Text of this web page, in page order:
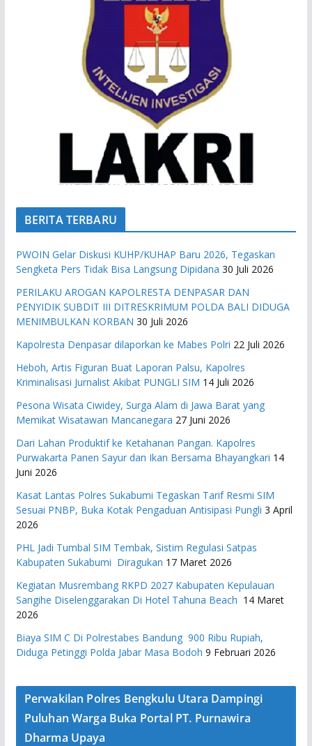
BERITA TERBARU
PWOIN Gelar Diskusi KUHP/KUHAP Baru 2026, Tegaskan
Sengketa Pers Tidak Bisa Langsung Dipidana 30 Juli 2026
PERILAKU AROGAN KAPOLRESTA DENPASAR DAN
PENYIDIK SUBDIT III DITRESKRIMUM POLDA BALI DIDUGA
MENIMBULKAN KORBAN 30 Juli 2026
Kapolresta Denpasar dilaporkan ke Mabes Polri 22 Juli 2026
Heboh, Artis Figuran Buat Laporan Palsu, Kapolres
Kriminalisasi Jurnalist Akibat PUNGLI SIM 14 Juli 2026
Pesona Wisata Ciwidey, Surga Alam di Jawa Barat yang
Memikat Wisatawan Mancanegara 27 Juni 2026
Dari Lahan Produktif ke Ketahanan Pangan. Kapolres
Purwakarta Panen Sayur dan Ikan Bersama Bhayangkari 14
Juni 2026
Kasat Lantas Polres Sukabumi Tegaskan Tarif Resmi SIM
Sesuai PNBP, Buka Kotak Pengaduan Antisipasi Pungli 3 April
2026
PHL Jadi Tumbal SIM Tembak, Sistim Regulasi Satpas
Kabupaten Sukabumi Diragukan 17 Maret 2026
Kegiatan Musrembang RKPD 2027 ​Kabupaten Kepulauan
Sangihe Diselenggarakan Di Hotel Tahuna Beach 14 Maret
2026
Biaya SIM C Di Polrestabes Bandung 900 Ribu Rupiah,
Diduga Petinggi Polda Jabar Masa Bodoh 9 Februari 2026
Perwakilan Polres Bengkulu Utara Dampingi
Puluhan Warga Buka Portal PT. Purnawira
Dharma Upaya